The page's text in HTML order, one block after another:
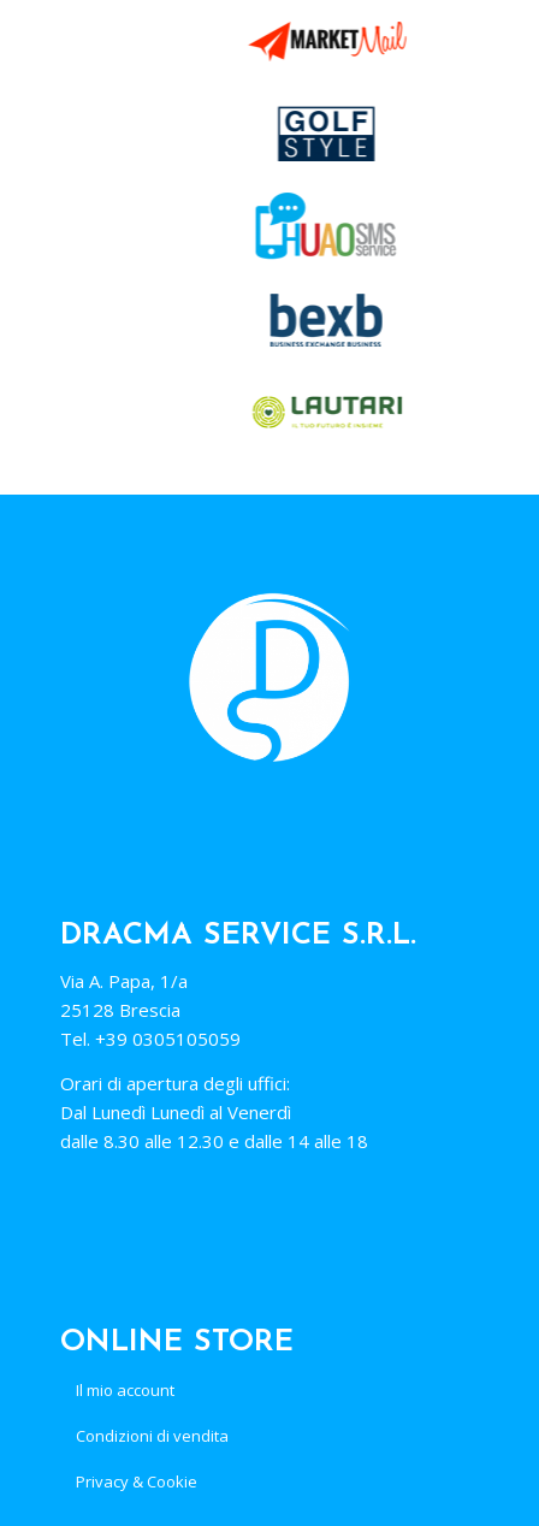
DRACMA SERVICE S.R.L.
Via A. Papa, 1/a
25128 Brescia
Tel. +39 0305105059
Orari di apertura degli uffici:
Dal Lunedì Lunedì al Venerdì
dalle 8.30 alle 12.30 e dalle 14 alle 18
ONLINE STORE
Il mio account
Condizioni di vendita
Privacy & Cookie